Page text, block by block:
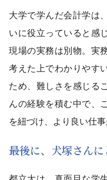
大学で学んだ会計学は
いに役立っていると感
現場の実務は別物。実
考えた上でわかりやす
ため、難しさを感じる
んの経験を積む中で、
を紐づけ、より良い仕
――最後に、犬塚さん